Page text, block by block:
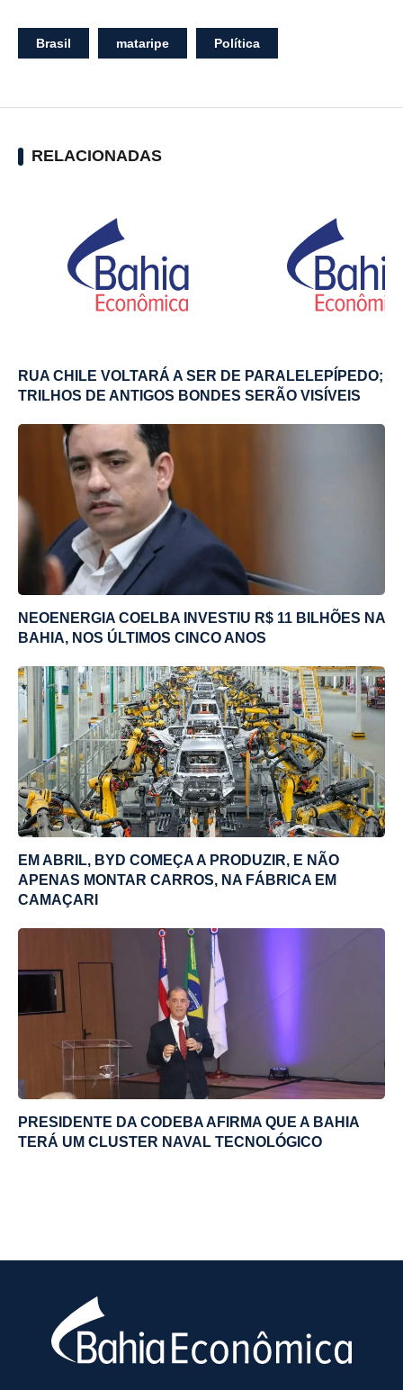
Brasil mataripe Política
RELACIONADAS
RUA CHILE VOLTARÁ A SER DE PARALELEPÍPEDO;
TRILHOS DE ANTIGOS BONDES SERÃO VISÍVEIS
NEOENERGIA COELBA INVESTIU R$ 11 BILHÕES NA
BAHIA, NOS ÚLTIMOS CINCO ANOS
EM ABRIL, BYD COMEÇA A PRODUZIR, E NÃO
APENAS MONTAR CARROS, NA FÁBRICA EM
CAMAÇARI
PRESIDENTE DA CODEBA AFIRMA QUE A BAHIA
TERÁ UM CLUSTER NAVAL TECNOLÓGICO